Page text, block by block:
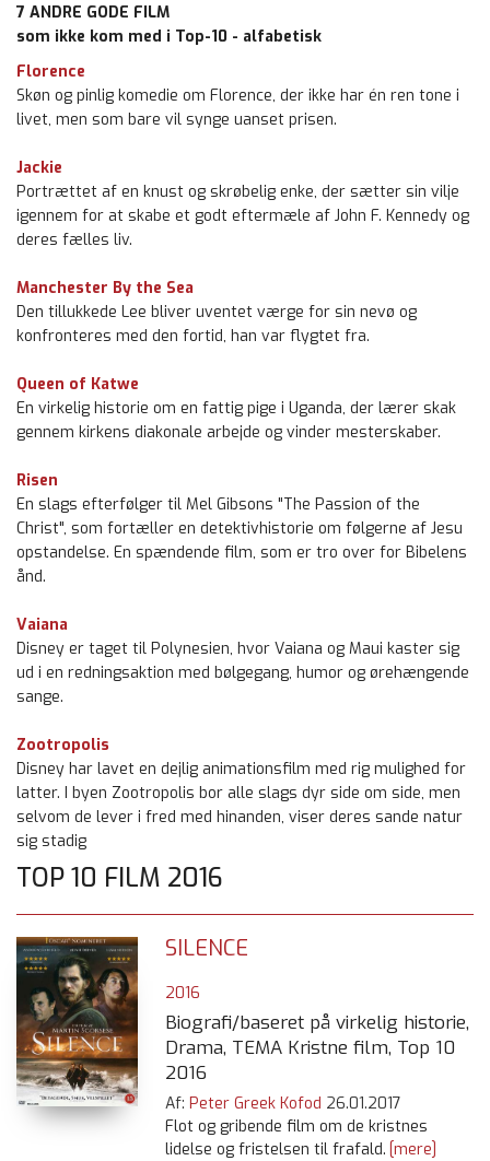
7 ANDRE GODE FILM
som ikke kom med i Top-10 - alfabetisk
Florence
Skøn og pinlig komedie om Florence, der ikke har én ren tone i
livet, men som bare vil synge uanset prisen.
Jackie
Portrættet af en knust og skrøbelig enke, der sætter sin vilje
igennem for at skabe et godt eftermæle af John F. Kennedy og
deres fælles liv.
Manchester By the Sea
Den tillukkede Lee bliver uventet værge for sin nevø og
konfronteres med den fortid, han var flygtet fra.
Queen of Katwe
En virkelig historie om en fattig pige i Uganda, der lærer skak
gennem kirkens diakonale arbejde og vinder mesterskaber.
Risen
En slags efterfølger til Mel Gibsons "The Passion of the
Christ", som fortæller en detektivhistorie om følgerne af Jesu
opstandelse. En spændende film, som er tro over for Bibelens
ånd.
Vaiana
Disney er taget til Polynesien, hvor Vaiana og Maui kaster sig
ud i en redningsaktion med bølgegang, humor og ørehængende
sange.
Zootropolis
Disney har lavet en dejlig animationsfilm med rig mulighed for
latter. I byen Zootropolis bor alle slags dyr side om side, men
selvom de lever i fred med hinanden, viser deres sande natur
sig stadig
TOP 10 FILM 2016
SILENCE
2016
Biografi/baseret på virkelig historie,
Drama, TEMA Kristne film, Top 10
2016
Af: Peter Greek Kofod 26.01.2017
Flot og gribende film om de kristnes
lidelse og fristelsen til frafald. [mere]